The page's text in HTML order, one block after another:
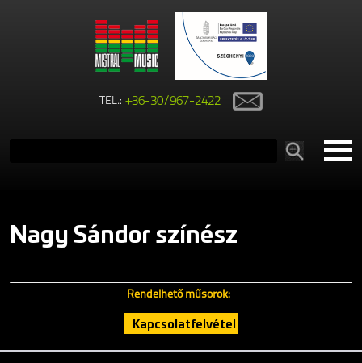
TEL.:+36-30/967-2422
Nagy Sándor színész
Rendelhető műsorok:
Kapcsolatfelvétel